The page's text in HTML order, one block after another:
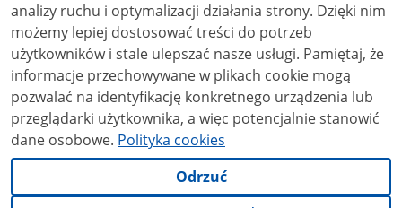
analizy ruchu i optymalizacji działania strony. Dzięki nim
możemy lepiej dostosować treści do potrzeb
użytkowników i stale ulepszać nasze usługi. Pamiętaj, że
informacje przechowywane w plikach cookie mogą
pozwalać na identyfikację konkretnego urządzenia lub
przeglądarki użytkownika, a więc potencjalnie stanowić
dane osobowe. Polityka cookies
Odrzuć